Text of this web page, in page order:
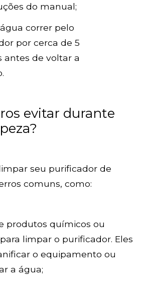
do manual;
correr pelo
por cerca de 5
antes de voltar a
evitar durante
seu purificador de
comuns, como:
produtos químicos ou
limpar o purificador. Eles
o equipamento ou
a água;